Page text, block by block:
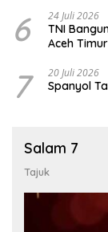
6 24 Juli 2026
TNI
Aceh
7 20 Juli 2026
Spanyol
Salam 7
Tajuk